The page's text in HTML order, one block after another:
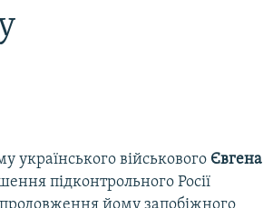
українського військового Євгена
підконтрольного Росії